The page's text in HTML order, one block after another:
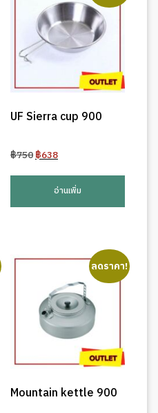
UF Sierra cup 900
฿750Original
฿750.
฿638Current
is:
฿638.
อ่านเพิ่ม
ลดราคา!
Mountain kettle 900